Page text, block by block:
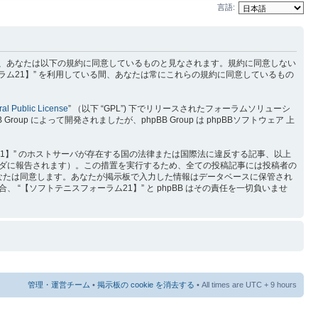
言語:
あなたは以下の規約に同意しているものと見なされます。規約に同意しない
21】” を利用している間、あなたは常にこれらの規約に同意しているもの
Public License” （以下 “GPL”) 下でリリースされたフォーラムソリューシ
によって開発されましたが、phpBB Group は phpBBソフトウェア 上
” のホストサーバが存在する国の法律または国際法に違反する記事、以上
報告されます）。この措置を実行するため、全ての投稿記事には投稿者の
は同意します。あなたが掲示板で入力した情報はデータベースに保管され
“【ソフトテニスフォーラム21】” と phpBB はその責任を一切負いませ
管理・運営チーム • 掲示板の cookie を消去する • All times are UTC + 9 hours